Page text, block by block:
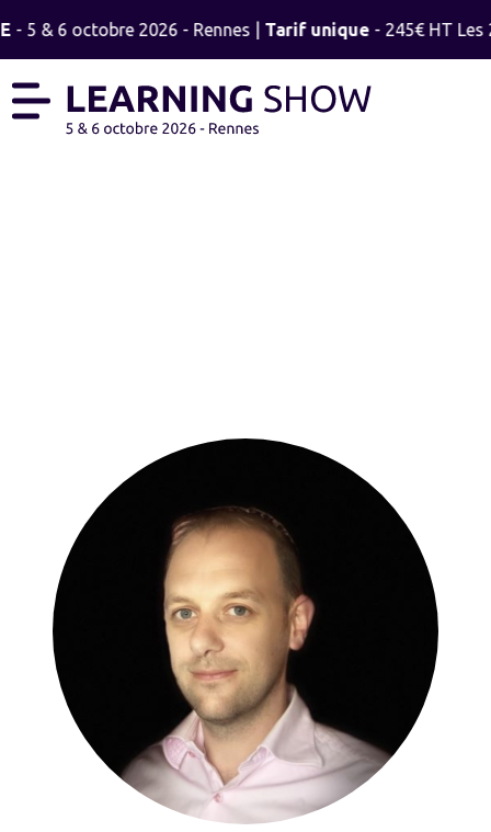
- 5 & 6 octobre 2026 - Rennes | Tarif unique- 245€ HT Les